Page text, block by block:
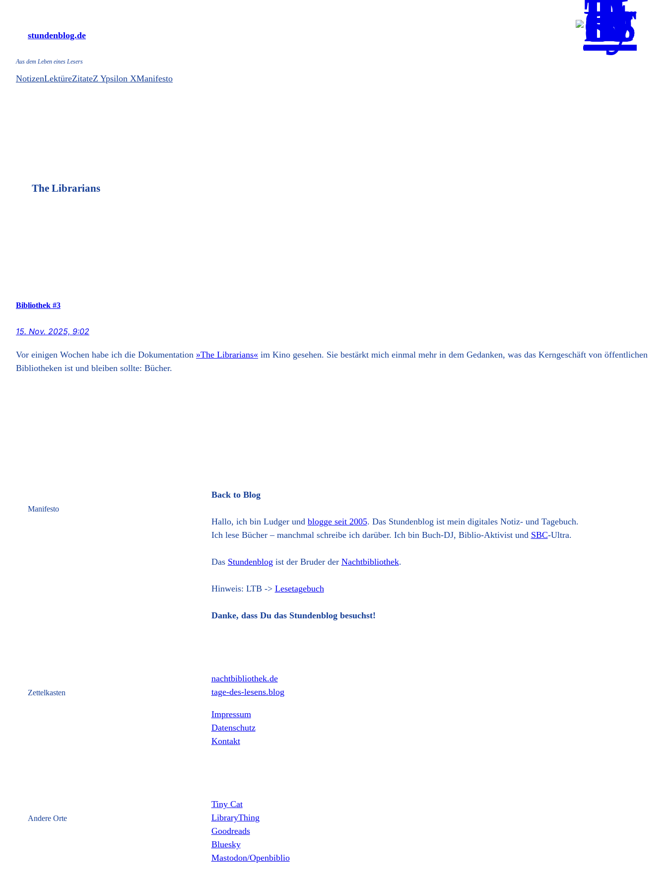
springenstundenblog.de
Aus dem Leben eines Lesers
NotizenLektüreZitateZ Ypsilon XManifesto
The Librarians
Bibliothek #3
15. Nov. 2025, 9:02
Vor einigen Wochen habe ich die Dokumentation »The Librarians« im Kino gesehen. Sie bestärkt mich einmal mehr in dem Gedanken, was das Kerngeschäft von öffentlichen
Bibliotheken ist und bleiben sollte: Bücher.
Manifesto
Back to Blog
Hallo, ich bin Ludger und blogge seit 2005. Das Stundenblog ist mein digitales Notiz- und Tagebuch.
Ich lese Bücher – manchmal schreibe ich darüber. Ich bin Buch-DJ, Biblio-Aktivist und SBC-Ultra.
Das Stundenblog ist der Bruder der Nachtbibliothek.
Hinweis: LTB -> Lesetagebuch
Danke, dass Du das Stundenblog besuchst!
Zettelkasten
nachtbibliothek.de
tage-des-lesens.blog
Impressum
Datenschutz
Kontakt
Andere Orte
Tiny Cat
LibraryThing
Goodreads
Bluesky
Mastodon/Openbiblio